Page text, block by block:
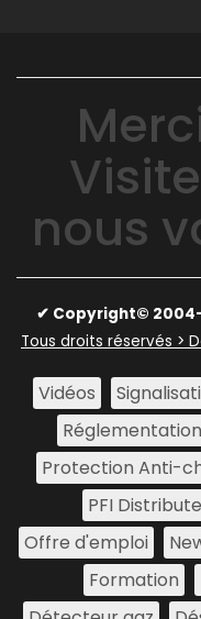
nous
✔ Copyright©
Tous droits réservés >
Vidéos
Réglementation
Protection Anti-
PFI
Offre d'emploi
Formation